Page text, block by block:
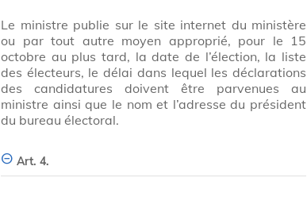
Le ministre publie sur le site internet du ministère
ou par tout autre moyen approprié, pour le 15
octobre au plus tard, la date de l’élection, la liste
des électeurs, le délai dans lequel les déclarations
des candidatures doivent être parvenues au
ministre ainsi que le nom et l’adresse du président
du bureau électoral.
Art. 4.